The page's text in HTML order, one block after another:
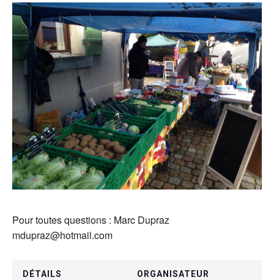
Pour toutes questions : Marc Dupraz
mdupraz@hotmail.com
DÉTAILS ORGANISATEUR